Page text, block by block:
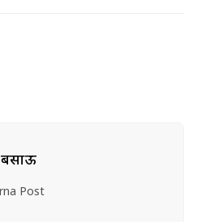
बसाऊ
Post